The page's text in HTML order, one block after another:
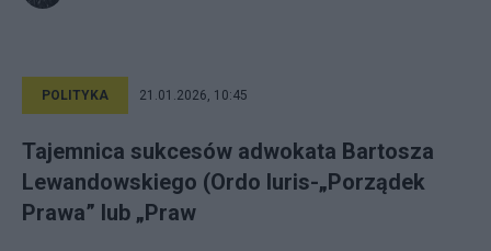
POLITYKA 21.01.2026, 10:45
Tajemnica sukcesów adwokata Bartosza
Lewandowskiego (Ordo Iuris-„Porządek
Prawa” lub „Praw